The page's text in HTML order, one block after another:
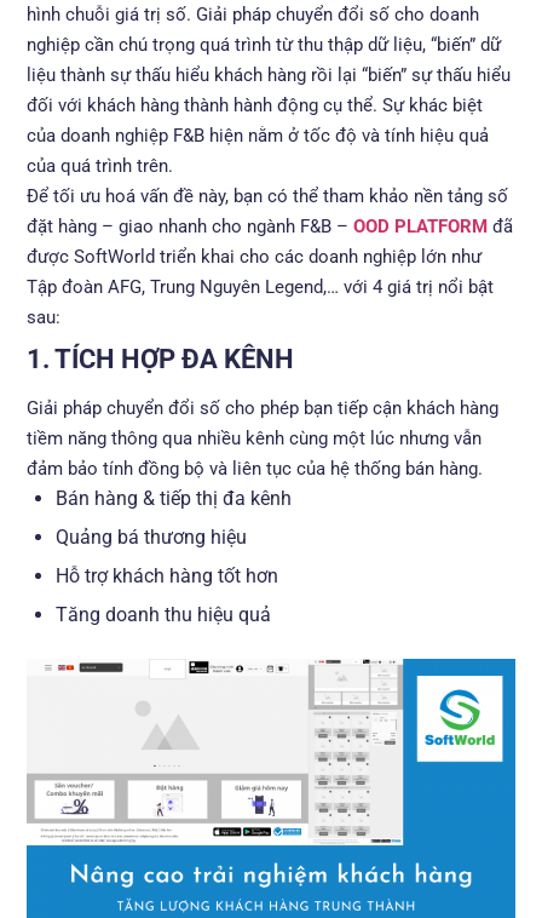
hình chuỗi giá trị số. Giải pháp chuyển đổi số cho doanh
nghiệp cần chú trọng quá trình từ thu thập dữ liệu, “biến” dữ
liệu thành sự thấu hiểu khách hàng rồi lại “biến” sự thấu hiểu
đối với khách hàng thành hành động cụ thể. Sự khác biệt
của doanh nghiệp F&B hiện nằm ở tốc độ và tính hiệu quả
của quá trình trên.
Để tối ưu hoá vấn đề này, bạn có thể tham khảo nền tảng số
đặt hàng – giao nhanh cho ngành F&B – OOD PLATFORM đã
được SoftWorld triển khai cho các doanh nghiệp lớn như
Tập đoàn AFG, Trung Nguyên Legend,… với 4 giá trị nổi bật
sau:
1. TÍCH HỢP ĐA KÊNH
Giải pháp chuyển đổi số cho phép bạn tiếp cận khách hàng
tiềm năng thông qua nhiều kênh cùng một lúc nhưng vẫn
đảm bảo tính đồng bộ và liên tục của hệ thống bán hàng.
Bán hàng & tiếp thị đa kênh
Quảng bá thương hiệu
Hỗ trợ khách hàng tốt hơn
Tăng doanh thu hiệu quả